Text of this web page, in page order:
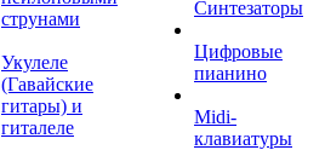
струнами
Укулеле
(Гавайские
гитары) и
гиталеле
Синтезаторы
Цифровые
пианино
Midi-
клавиатуры